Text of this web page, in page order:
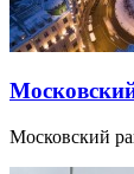
Московский